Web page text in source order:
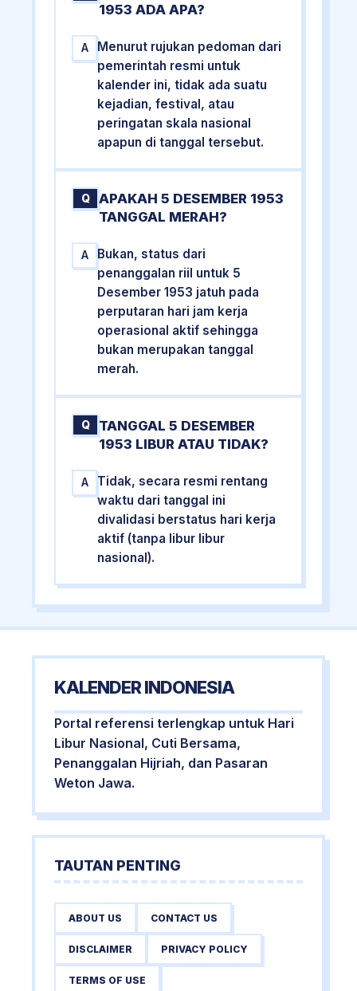
1953 ADA APA?
A
Menurut rujukan pedoman dari
pemerintah resmi untuk
kalender ini, tidak ada suatu
kejadian, festival, atau
peringatan skala nasional
apapun di tanggal tersebut.
Q
APAKAH 5 DESEMBER 1953
TANGGAL MERAH?
A
Bukan, status dari
penanggalan riil untuk 5
Desember 1953 jatuh pada
perputaran hari jam kerja
operasional aktif sehingga
bukan merupakan tanggal
merah.
Q
TANGGAL 5 DESEMBER
1953 LIBUR ATAU TIDAK?
A
Tidak, secara resmi rentang
waktu dari tanggal ini
divalidasi berstatus hari kerja
aktif (tanpa libur libur
nasional).
KALENDER INDONESIA
Portal referensi terlengkap untuk Hari
Libur Nasional, Cuti Bersama,
Penanggalan Hijriah, dan Pasaran
Weton Jawa.
TAUTAN PENTING
ABOUT US CONTACT US
DISCLAIMER PRIVACY POLICY
TERMS OF USE